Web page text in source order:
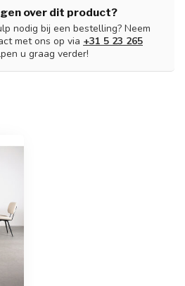
over dit product?
nodig bij een bestelling? Neem
met ons op via +31 5 23 265
u graag verder!